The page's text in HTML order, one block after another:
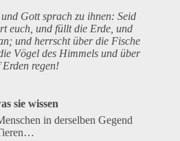
Gott sprach zu ihnen: Seid
euch, und füllt die Erde, und
und herrscht über die Fische
Vögel des Himmels und über
regen!
sie wissen
in derselben Gegend